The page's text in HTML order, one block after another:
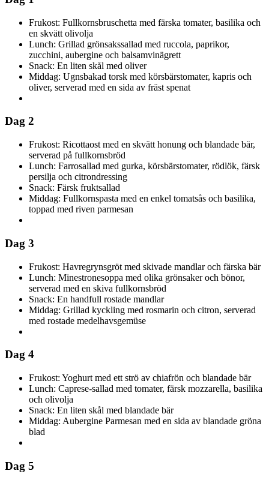
Frukost: Fullkornsbruschetta med färska tomater, basilika och
en skvätt olivolja
Lunch: Grillad grönsakssallad med ruccola, paprikor,
zucchini, aubergine och balsamvinägrett
Snack: En liten skål med oliver
Middag: Ugnsbakad torsk med körsbärstomater, kapris och
oliver, serverad med en sida av fräst spenat
Dag 2
Frukost: Ricottaost med en skvätt honung och blandade bär,
serverad på fullkornsbröd
Lunch: Farrosallad med gurka, körsbärstomater, rödlök, färsk
persilja och citrondressing
Snack: Färsk fruktsallad
Middag: Fullkornspasta med en enkel tomatsås och basilika,
toppad med riven parmesan
Dag 3
Frukost: Havregrynsgröt med skivade mandlar och färska bär
Lunch: Minestronesoppa med olika grönsaker och bönor,
serverad med en skiva fullkornsbröd
Snack: En handfull rostade mandlar
Middag: Grillad kyckling med rosmarin och citron, serverad
med rostade medelhavsgemüse
Dag 4
Frukost: Yoghurt med ett strö av chiafrön och blandade bär
Lunch: Caprese-sallad med tomater, färsk mozzarella, basilika
och olivolja
Snack: En liten skål med blandade bär
Middag: Aubergine Parmesan med en sida av blandade gröna
blad
Dag 5